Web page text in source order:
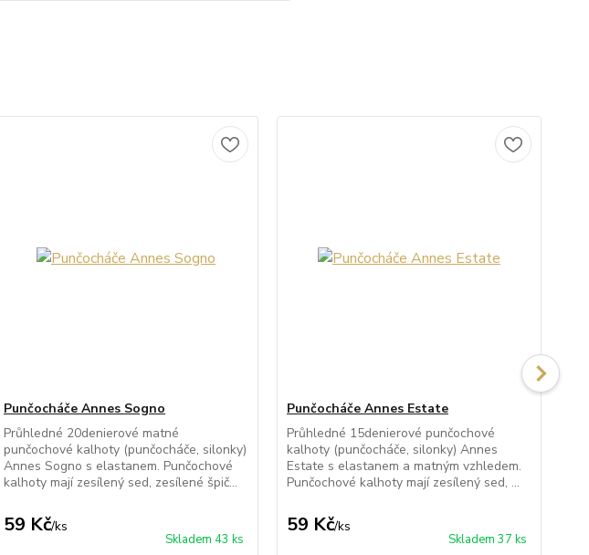
Punčocháče Annes Sogno
Průhledné 20denierové matné
punčochové kalhoty (punčocháče, silonky)
Annes Sogno s elastanem. Punčochové
kalhoty mají zesílený sed, zesílené špič...
59 Kč/ks
Skladem 43 ks
Punčocháče Annes Estate
Průhledné 15denierové punčochové
kalhoty (punčocháče, silonky) Annes
Estate s elastanem a matným vzhledem.
Punčochové kalhoty mají zesílený sed, ...
59 Kč/ks
Skladem 37 ks